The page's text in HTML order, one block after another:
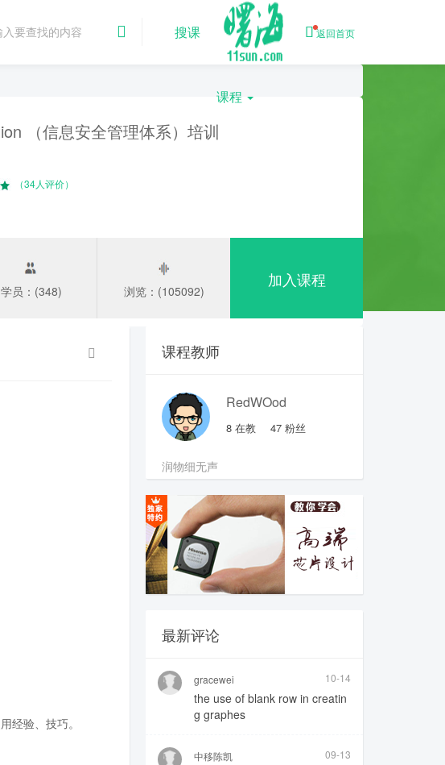
搜课
课程
返回首页
（信息安全管理体系）培训
（34人评价）
学员：(348) 浏览：(105092)
加入课程
经验、技巧。
课程教师
RedWOod
8 在教 47 粉丝
润物细无声
最新评论
gracewei 10-14
the use of blank row in creatin
g graphes
中移陈凯 09-13